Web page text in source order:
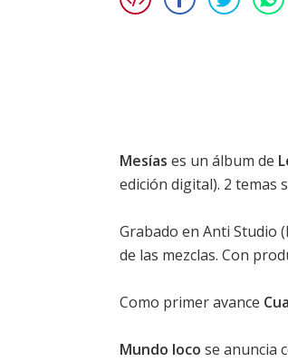
Mesías es un álbum de
edición digital). 2 temas
Grabado en Anti Studio
de las mezclas. Con
Como primer avance
Mundo loco se anuncia